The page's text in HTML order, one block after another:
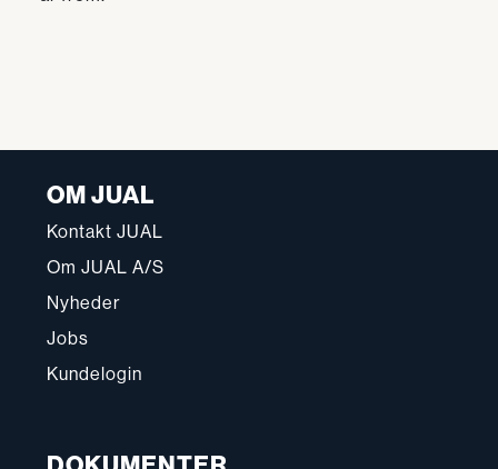
OM JUAL
Kontakt JUAL
Om JUAL A/S
Nyheder
Jobs
Kundelogin